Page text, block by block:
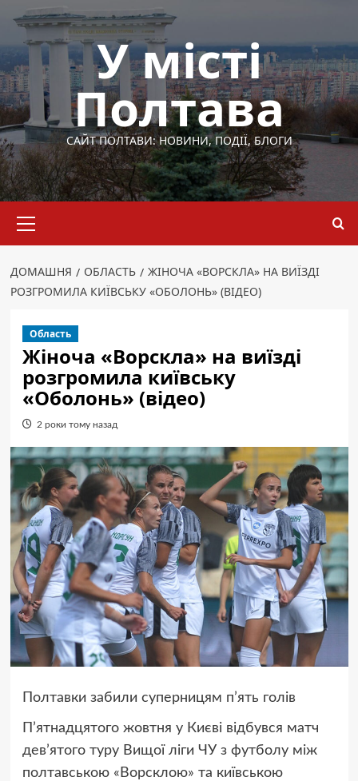
Перейти
вмісту
У місті
Полтава
САЙТ ПОЛТАВИ: НОВИНИ, ПОДІЇ, БЛОГИ
меню
ДОМАШНЯ ОБЛАСТЬ
ЖІНОЧА «ВОРСКЛА» НА ВИЇЗДІ
РОЗГРОМИЛА КИЇВСЬКУ «ОБОЛОНЬ» (ВІДЕО)
Область
Жіноча «Ворскла» на виїзді
розгромила київську
«Оболонь» (відео)
2 роки тому назад
Полтавки забили суперницям п’ять голів
П’ятнадцятого жовтня у Києві відбувся матч
дев’ятого туру Вищої ліги ЧУ з футболу між
полтавською «Ворсклою» та київською